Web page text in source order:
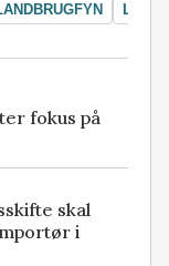
fokus på
skal
i